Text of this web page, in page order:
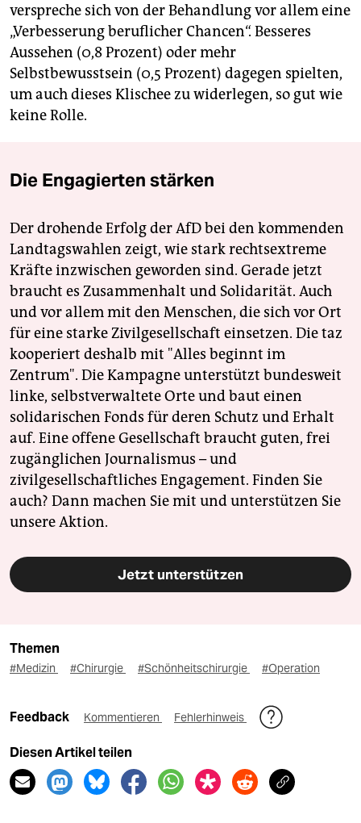
verspreche sich von der Behandlung vor allem eine
„Verbesserung beruflicher Chancen“. Besseres
Aussehen (0,8 Prozent) oder mehr
Selbstbewusstsein (0,5 Prozent) dagegen spielten,
um auch dieses Klischee zu widerlegen, so gut wie
keine Rolle.
Die Engagierten stärken
Der drohende Erfolg der AfD bei den kommenden
Landtagswahlen zeigt, wie stark rechtsextreme
Kräfte inzwischen geworden sind. Gerade jetzt
braucht es Zusammenhalt und Solidarität. Auch
und vor allem mit den Menschen, die sich vor Ort
für eine starke Zivilgesellschaft einsetzen. Die taz
kooperiert deshalb mit "Alles beginnt im
Zentrum". Die Kampagne unterstützt bundesweit
linke, selbstverwaltete Orte und baut einen
solidarischen Fonds für deren Schutz und Erhalt
auf. Eine offene Gesellschaft braucht guten, frei
zugänglichen Journalismus – und
zivilgesellschaftliches Engagement. Finden Sie
auch? Dann machen Sie mit und unterstützen Sie
unsere Aktion.
Jetzt unterstützen
Themen
#Medizin #Chirurgie #Schönheitschirurgie #Operation
Feedback Kommentieren Fehlerhinweis
Diesen Artikel teilen